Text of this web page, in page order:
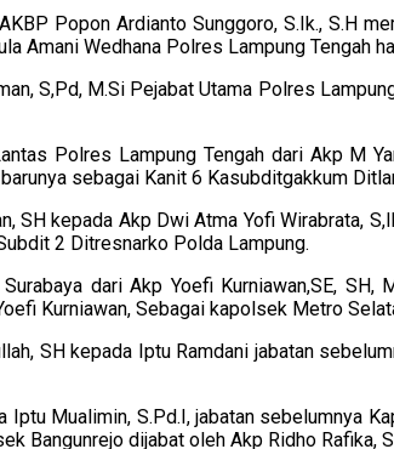
Popon Ardianto Sunggoro, S.Ik., S.H
Amani Wedhana Polres Lampung Tengah
S,Pd, M.Si Pejabat Utama Polres
Polres Lampung Tengah dari Akp M
sebagai Kanit 6 Kasubditgakkum
SH kepada Akp Dwi Atma Yofi Wirabrata,
2 Ditresnarko Polda Lampung.
dari Akp Yoefi Kurniawan,SE,
Kurniawan, Sebagai kapolsek Metro
SH kepada Iptu Ramdani jabatan
Mualimin, S.Pd.I, jabatan sebelumnya
Bangunrejo dijabat oleh Akp Ridho Rafika,